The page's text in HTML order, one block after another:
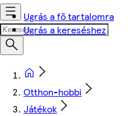
Ugrás a fő tartalomra
Ugrás a kereséshez
Otthon-hobbi
Játékok